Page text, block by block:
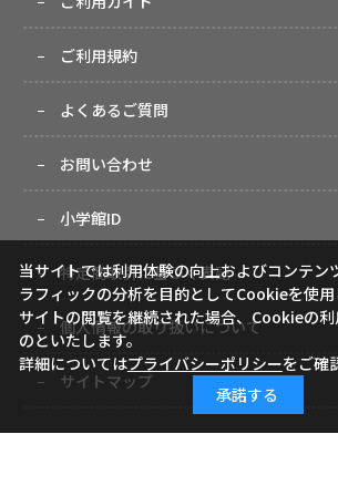
ご利用規約
よくあるご質問
お問い合わせ
小学館ID
特定商取引に基づく表記
個人情報の取り扱いについて
サイトマップ
当サイトでは利用体験の向上およびコンテン
ラフィックの分析を目的としてCookieを使用
サイトの閲覧を継続された場合、Cookieの
のといたします。
詳細についてはプライバシーポリシーをご確
承諾する